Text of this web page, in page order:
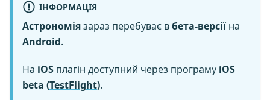
ІНФОРМАЦІЯ
Астрономіязараз перебуває вбета-версії на
Android.
На iOS плагін доступний через програму iOS
beta (TestFlight).